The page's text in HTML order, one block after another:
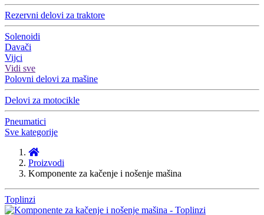
Rezervni delovi za traktore
Solenoidi
Davači
Vijci
Vidi sve
Polovni delovi za mašine
Delovi za motocikle
Pneumatici
Sve kategorije
Proizvodi
Komponente za kačenje i nošenje mašina
Toplinzi